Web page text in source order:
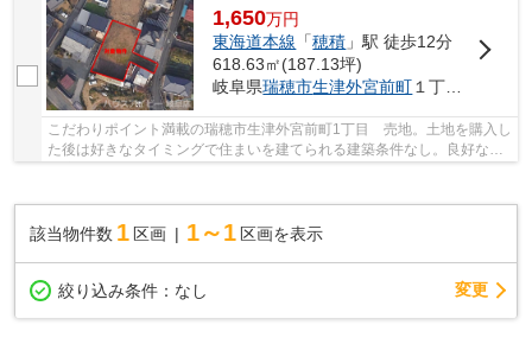
1,650万円
東海道本線 「穂積 」駅 徒歩12分
618.63㎡(187.13坪)
岐阜県瑞穂市生津外宮前町１丁目85
こだわりポイント満載の瑞穂市生津外宮前町1丁目 売地。土地を購入し
た後は好きなタイミングで住まいを建てられる建築条件なし。良好な住
該当物件数 1 区画 1～1 区画を表示
絞り込み条件： なし 変更